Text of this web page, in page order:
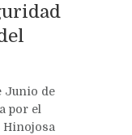
Junio de
por el
Hinojosa